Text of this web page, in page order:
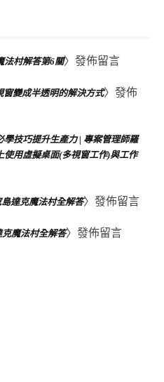
法村解答第6關〉發佈留言
窗變成半透明的解決方式〉發佈
學技巧提升生產力 | 專案管理師羅
使用虛擬桌面(多視窗工作)與工作
達克魔法村全解答〉發佈留言
克魔法村全解答〉發佈留言